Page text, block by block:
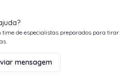
time de especialistas preparados para tirar
mensagem